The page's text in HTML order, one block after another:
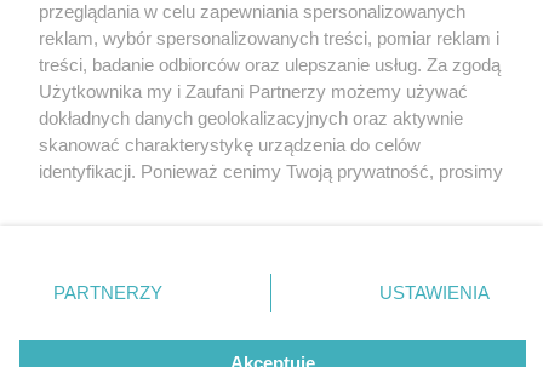
3 / 0
Nie zapomnij
zapoznać się z:
polityką prywatności regulamin korzystania z portali
Twojemiasto
Piekary Śląskie
Chorzów
Tarnowskie Góry
Gliwice
Skontakuj sięz nami
Kontakt
Wydawca
Redakcja
przeglądania w celu zapewniania spersonalizowanych
reklam, wybór spersonalizowanych treści, pomiar reklam i
treści, badanie odbiorców oraz ulepszanie usług. Za zgodą
Użytkownika my i Zaufani Partnerzy możemy używać
dokładnych danych geolokalizacyjnych oraz aktywnie
skanować charakterystykę urządzenia do celów
identyfikacji. Ponieważ cenimy Twoją prywatność, prosimy
prywatności znajdujący się w lewym dolnym rogu strony
. Niektóre rodzaje przetwarzania danych nie wymagają
zgody użytkownika, ale masz prawo sprzeciwić się
takiemu przetwarzaniu. Preferencje będą miały
PARTNERZY USTAWIENIA
Akceptuję